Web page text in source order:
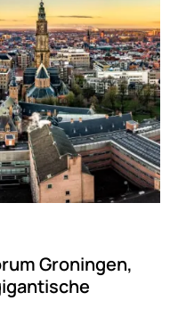
Groningen,